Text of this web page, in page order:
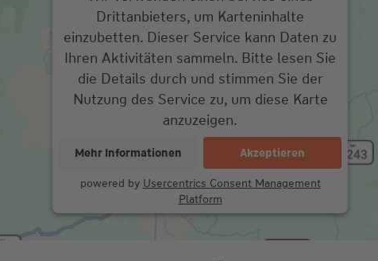
Drittanbieters, um Karteninhalte
einzubetten. Dieser Service kann Daten zu
Ihren Aktivitäten sammeln. Bitte lesen Sie
die Details durch und stimmen Sie der
Nutzung des Service zu, um diese Karte
anzuzeigen.
Mehr Informationen Akzeptieren
powered by Usercentrics Consent Management
Platform